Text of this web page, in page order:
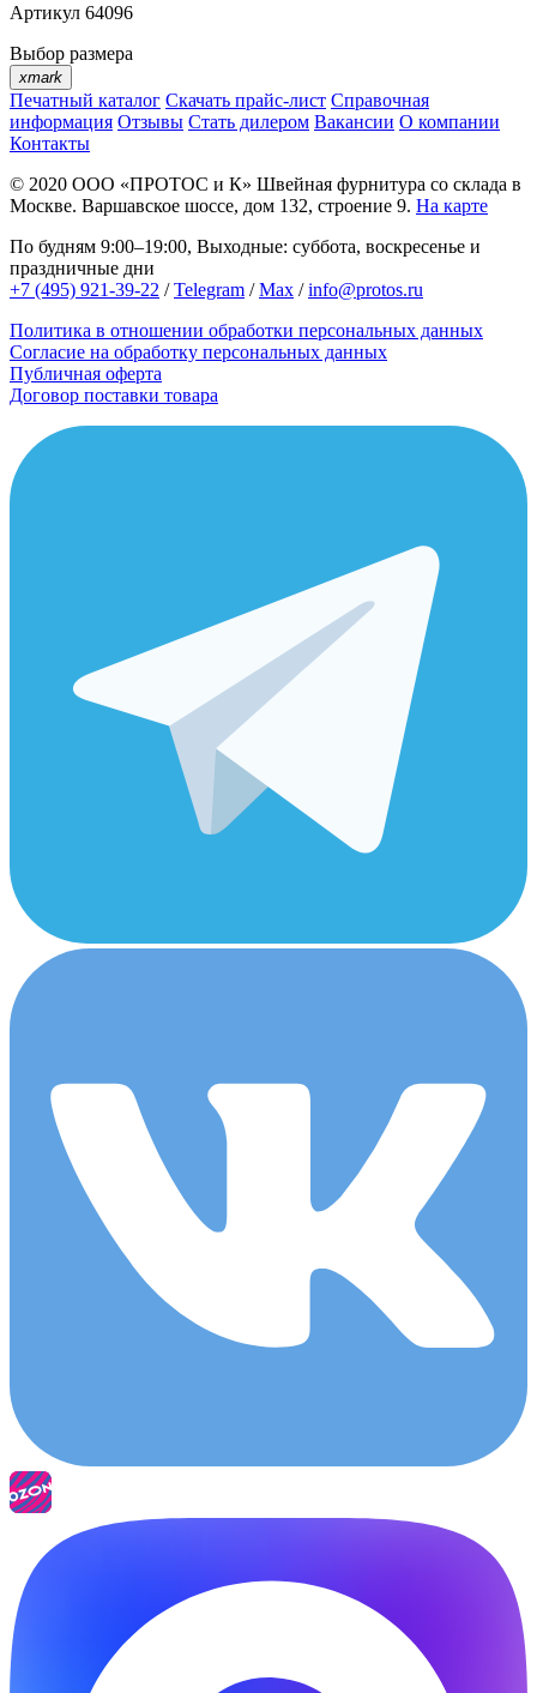
Артикул 64096
Выбор размера
xmark
Печатный каталог Скачать прайс-лист Справочная
информация Отзывы Стать дилером Вакансии О компании
Контакты
© 2020 ООО «ПРОТОС и К» Швейная фурнитура со склада в
Москве. Варшавское шоссе, дом 132, строение 9. На карте
По будням 9:00–19:00, Выходные: суббота, воскресенье и
праздничные дни
+7 (495) 921-39-22 /Telegram /Max /info@protos.ru
Политика в отношении обработки персональных данных
Согласие на обработку персональных данных
Публичная оферта
Договор поставки товара